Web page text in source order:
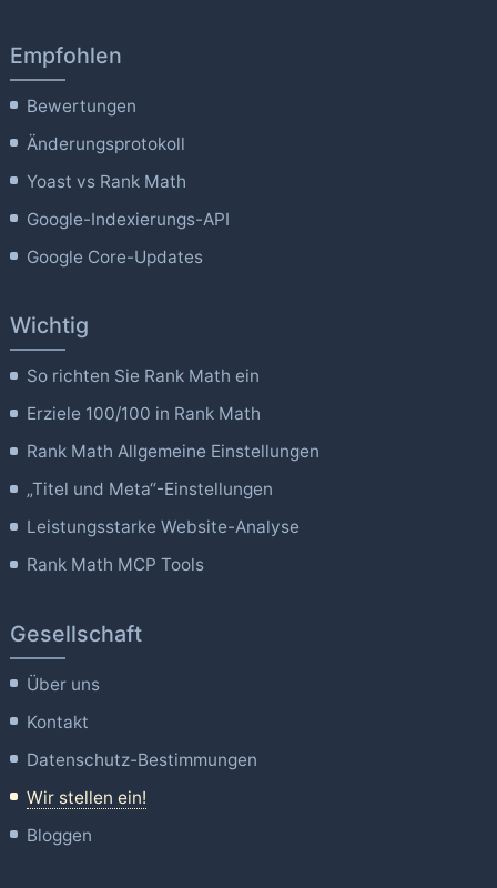
Empfohlen
Bewertungen
Änderungsprotokoll
Yoast vs Rank Math
Google-Indexierungs-API
Google Core-Updates
Wichtig
So richten Sie Rank Math ein
Erziele 100/100 in Rank Math
Rank Math Allgemeine Einstellungen
„Titel und Meta“-Einstellungen
Leistungsstarke Website-Analyse
Rank Math MCP Tools
Gesellschaft
Über uns
Kontakt
Datenschutz-Bestimmungen
Wir stellen ein!
Bloggen